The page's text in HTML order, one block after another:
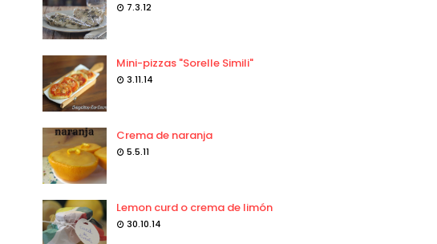
7.3.12
Mini-pizzas "Sorelle Simili"
3.11.14
Crema de naranja
5.5.11
Lemon curd o crema de limón
30.10.14